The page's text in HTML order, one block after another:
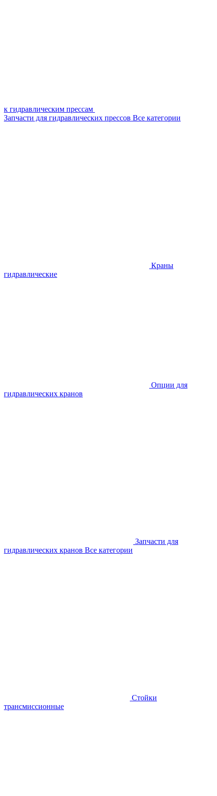
к гидравлическим прессам
Запчасти для гидравлических прессов Все категории
Краны
гидравлические
Опции для
гидравлических кранов
Запчасти для
гидравлических кранов Все категории
Стойки
трансмиссионные